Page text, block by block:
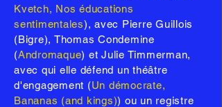
Kvetch, Nos éducations
sentimentales), avec Pierre Guillois
(Bigre), Thomas Condemine
(Andromaque) et Julie Timmerman,
avec qui elle défend un théâtre
d'engagement (Un démocrate,
Bananas (and kings)) ou un registre